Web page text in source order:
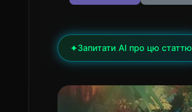
✦Запитати AI про цю статтю